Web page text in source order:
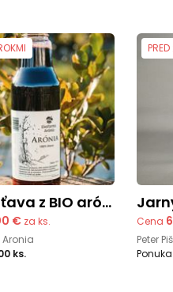
z BIO arónie 750ml
€za ks.
ks.
Jarný
Cena
Peter
Ponuka